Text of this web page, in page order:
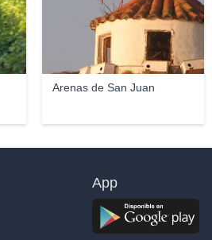
Arenas de San Juan
App